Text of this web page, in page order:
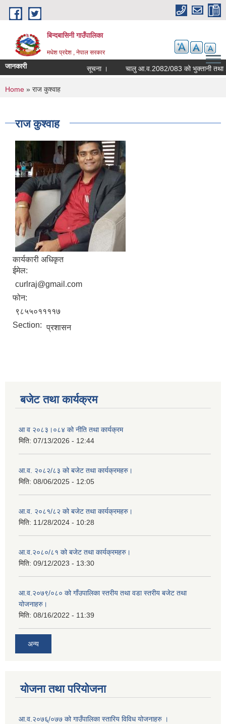
Skip to main content
बिन्दबासिनी गाउँपालिका
मधेश प्रदेश , नेपाल सरकार
जानकारी सूचना ।
You are here
Home » राज कुश्वाह
राज कुश्वाह
कार्यकारी अधिकृत
ईमेल:
curlraj@gmail.com
फोन:
९८५५०११११७
Section: प्रशासन
बजेट तथा कार्यक्रम
आ व २०८३।०८४ को नीति तथा कार्यक्रम
मिति: 07/13/2026 - 12:44
आ.व. २०८२/८३ को बजेट तथा कार्यक्रमहरु।
मिति: 08/06/2025 - 12:05
आ.व. २०८१/८२ को बजेट तथा कार्यक्रमहरु।
मिति: 11/28/2024 - 10:28
आ.व.२०८०/८१ को बजेट तथा कार्यक्रमहरु।
मिति: 09/12/2023 - 13:30
आ.व.२०७९/०८० को गाँउपालिका स्तरीय तथा वडा स्तरीय बजेट तथा
योजनाहरु।
मिति: 08/16/2022 - 11:39
अन्य
योजना तथा परियोजना
आ.व.२०७६्/०७७ को गाउँपालिका स्तारिय विविध योजनाहरु ।